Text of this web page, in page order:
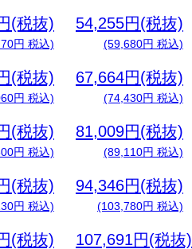
(税抜)
円 税込)
54,255円(税抜)
(59,680円 税込)
(税抜)
円 税込)
67,664円(税抜)
(74,430円 税込)
(税抜)
円 税込)
81,009円(税抜)
(89,110円 税込)
(税抜)
円 税込)
94,346円(税抜)
(103,780円 税込)
(税抜) 107,691円(税抜)